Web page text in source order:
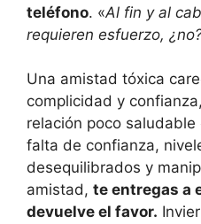
teléfono. «Al fin y al
requieren esfuerzo,
Una amistad tóxica
complicidad y
relación poco
falta de confianza,
desequilibrados y
amistad, te entregas a
devuelve el favor.